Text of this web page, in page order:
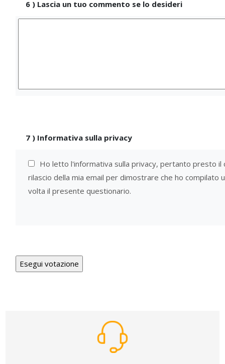
6 ) Lascia un tuo commento se lo desideri
7 ) Informativa sulla privacy
Ho letto l'informativa sulla privacy, pertanto presto il
rilascio della mia email per dimostrare che ho compilato
volta il presente questionario.